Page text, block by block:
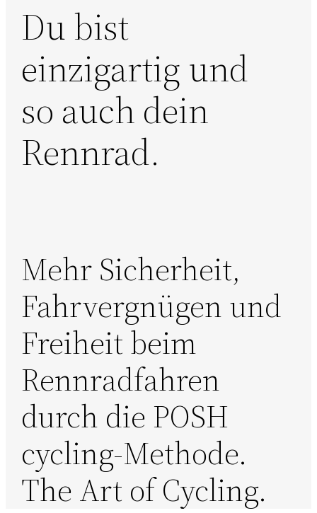
Du bist
einzigartig und
so auch dein
Rennrad.
Mehr Sicherheit,
Fahrvergnügen und
Freiheit beim
Rennradfahren
durch die POSH
cycling-Methode.
The Art of Cycling.